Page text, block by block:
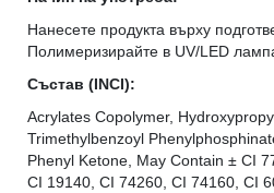
Нанесете продукта върху
Полимеризирайте в UV/LED
Състав (INCI):
Acrylates Copolymer,
Trimethylbenzoyl
Phenyl Ketone, May Contain ± CI
CI 19140, CI 74260, CI 74160, CI